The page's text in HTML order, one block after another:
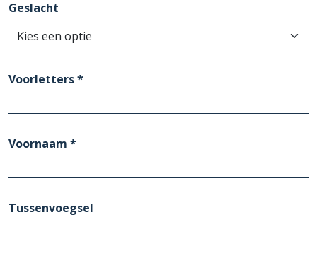
Geslacht
Voorletters *
Voornaam *
Tussenvoegsel